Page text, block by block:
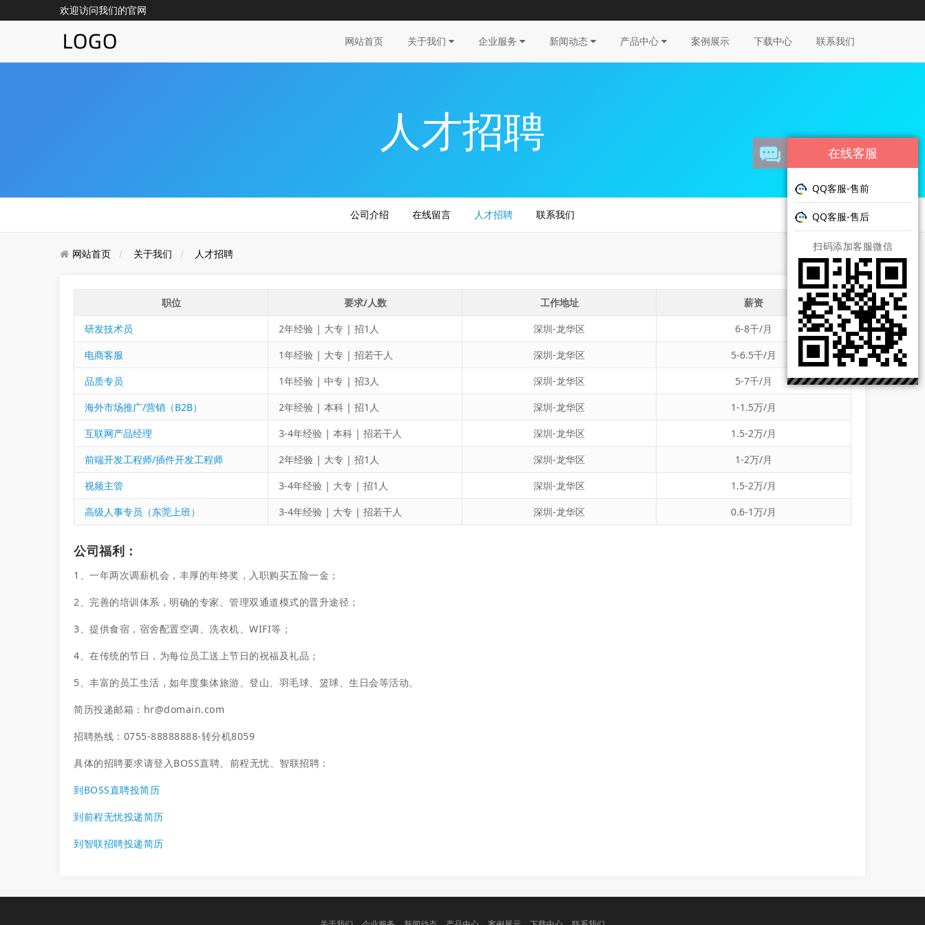
欢迎访问我们的官网
网站首页 关于我们 企业服务 新闻动态 产品中心 案例展示 下载中心 联系我们
人才招聘
公司介绍 在线留言 人才招聘 联系我们
网站首页 关于我们 人才招聘
职位 要求/人数 工作地址
薪资
研发技术员
2年经验 | 大专 | 招1人 深圳-龙华区
6-8千/月
电商客服
1年经验 | 大专 | 招若干人 深圳-龙华区
5-6.5千/月
品质专员
1年经验 | 中专 | 招3人 深圳-龙华区
5-7千/月
海外市场推广/营销（B2B）
2年经验 | 本科 | 招1人 深圳-龙华区
1-1.5万/月
互联网产品经理
3-4年经验 | 本科 | 招若干人 深圳-龙华区
1.5-2万/月
前端开发工程师/插件开发工程师
2年经验 | 大专 | 招1人 深圳-龙华区
1-2万/月
视频主管
3-4年经验 | 大专 | 招1人 深圳-龙华区
1.5-2万/月
高级人事专员（东莞上班）
3-4年经验 | 大专 | 招若干人 深圳-龙华区 0.6-1万/月
公司福利：
1、一年两次调薪机会，丰厚的年终奖，入职购买五险一金；
2、完善的培训体系，明确的专家、管理双通道模式的晋升途径；
3、提供食宿，宿舍配置空调、洗衣机、WIFI等；
4、在传统的节日，为每位员工送上节日的祝福及礼品；
5、丰富的员工生活，如年度集体旅游、登山、羽毛球、篮球、生日会等活动。
简历投递邮箱：hr@domain.com
招聘热线：0755-88888888-转分机8059
具体的招聘要求请登入BOSS直聘、前程无忧、智联招聘：
到BOSS直聘投简历
到前程无忧投递简历
到智联招聘投递简历
在线客服
QQ客服-售前
QQ客服-售后
扫码添加客服微信